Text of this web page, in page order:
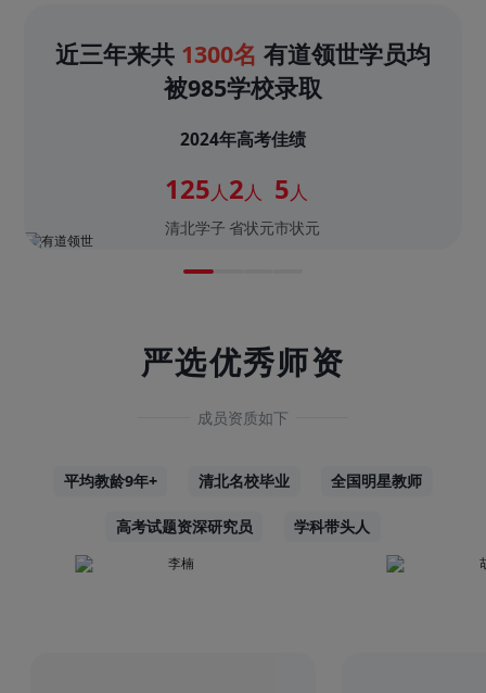
近三年来共 1300名 有道领世学员均
被985学校录取
2024年高考佳绩
125人
清北学子
2人
省状元
5人
市状元
严选优秀师资
成员资质如下
平均教龄9年+ 清北名校毕业 全国明星教师
高考试题资深研究员 学科带头人